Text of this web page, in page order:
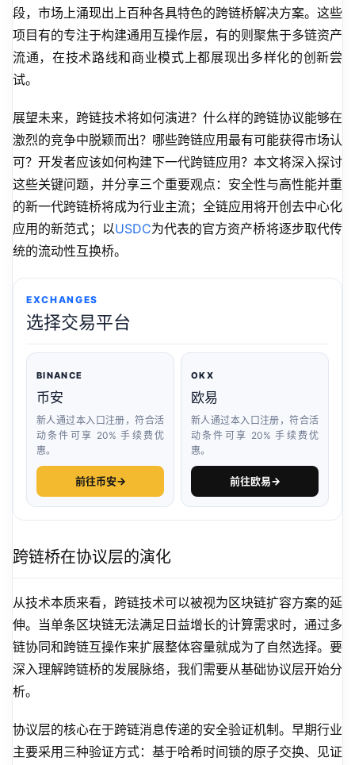
段，市场上涌现出上百种各具特色的跨链桥解决方案。这些
项目有的专注于构建通用互操作层，有的则聚焦于多链资产
流通，在技术路线和商业模式上都展现出多样化的创新尝
试。
展望未来，跨链技术将如何演进？什么样的跨链协议能够在
激烈的竞争中脱颖而出？哪些跨链应用最有可能获得市场认
可？开发者应该如何构建下一代跨链应用？本文将深入探讨
这些关键问题，并分享三个重要观点：安全性与高性能并重
的新一代跨链桥将成为行业主流；全链应用将开创去中心化
应用的新范式；以USDC为代表的官方资产桥将逐步取代传
统的流动性互换桥。
EXCHANGES
选择交易平台
BINANCE
币安
新人通过本入口注册，符合活
动条件可享 20% 手续费优
惠。
前往币安→
OKX
欧易
新人通过本入口注册，符合活
动条件可享 20% 手续费优
惠。
前往欧易→
跨链桥在协议层的演化
从技术本质来看，跨链技术可以被视为区块链扩容方案的延
伸。当单条区块链无法满足日益增长的计算需求时，通过多
链协同和跨链互操作来扩展整体容量就成为了自然选择。要
深入理解跨链桥的发展脉络，我们需要从基础协议层开始分
析。
协议层的核心在于跨链消息传递的安全验证机制。早期行业
主要采用三种验证方式：基于哈希时间锁的原子交换、见证